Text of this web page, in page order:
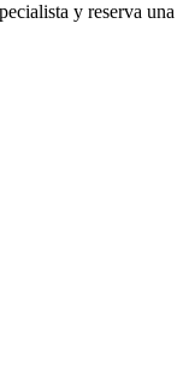
y reserva una